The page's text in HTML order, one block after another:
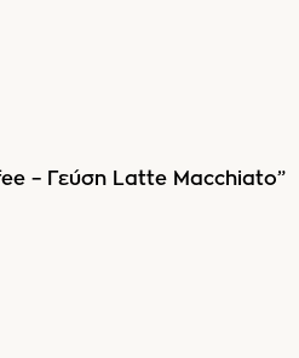
– Γεύση Latte Macchiato”